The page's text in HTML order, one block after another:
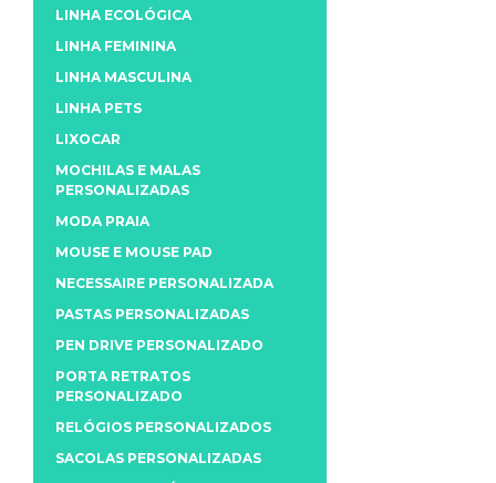
LINHA ECOLÓGICA
LINHA FEMININA
LINHA MASCULINA
LINHA PETS
LIXOCAR
MOCHILAS E MALAS
PERSONALIZADAS
MODA PRAIA
MOUSE E MOUSE PAD
NECESSAIRE PERSONALIZADA
PASTAS PERSONALIZADAS
PEN DRIVE PERSONALIZADO
PORTA RETRATOS
PERSONALIZADO
RELÓGIOS PERSONALIZADOS
SACOLAS PERSONALIZADAS